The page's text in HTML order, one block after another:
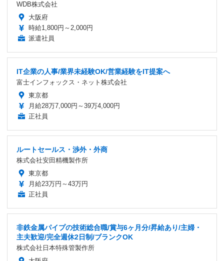
WDB株式会社
大阪府
時給1,800円～2,000円
派遣社員
IT企業の人事/業界未経験OK/営業経験をIT提案へ
富士インフォックス・ネット株式会社
東京都
月給28万7,000円～39万4,000円
正社員
ルートセールス・渉外・外商
株式会社安田精機製作所
東京都
月給23万円～43万円
正社員
非鉄金属パイプの技術総合職/賞与6ヶ月分/昇給あり/主婦・
主夫歓迎/完全週休2日制/ブランクOK
株式会社日本特殊管製作所